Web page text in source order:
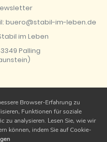
buero@stabil-im-leben.de
im Leben
Palling
Browser-Erfahrung zu
Funktionen für soziale
zu analysieren. Lesen Sie, wie wir
können, indem Sie auf Cookie-